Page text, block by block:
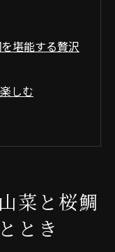
堪能する贅沢
しむ
さ
な春の食卓
茶碗蒸しで涼
菜と桜鯛
とき